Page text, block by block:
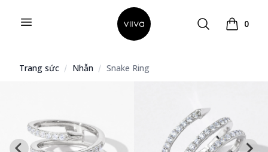
Open menu
Hello Viiva
Search 0
Xem giỏ
Trang sức Nhẫn Snake Ring